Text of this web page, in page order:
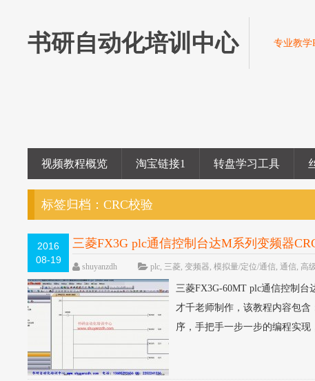
书研自动化培训中心 专业教学
视频教程概览 淘宝链接1 转盘学习工具
标签归档：CRC校验
2016
08-19
三菱FX3G plc通信控制台达M系列变频器
shuyanzdh plc, 三菱,变频器,模拟量/定位/通信,通信,高
三菱FX3G-60MT plc通信控制
才千老师制作，该教程内容包含
序，手把手一步一步的编程实现